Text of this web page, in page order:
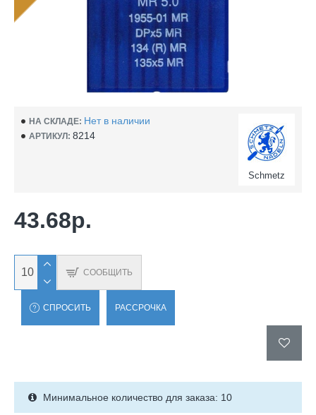
НА СКЛАДЕ: Нет в наличии
АРТИКУЛ: 8214
Schmetz
43.68р.
СООБЩИТЬ
СПРОСИТЬ РАССРОЧКА
Минимальное количество для заказа: 10